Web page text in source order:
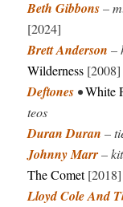
Beth Gibbons–
[2024]
Brett Anderson –
Wilderness [2008]
Deftones •White
teos
Duran Duran –
Johnny Marr–
The Comet[2018]
Lloyd Cole And